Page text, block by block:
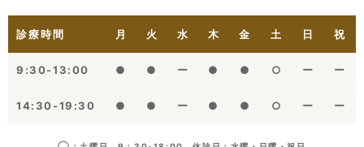
診療時間 月 火 水 木 金 土 日 祝
9:30-13:00 ● ● ー ● ● ○ ー ー
14:30-19:30 ● ● ー ● ● ○ ー ー